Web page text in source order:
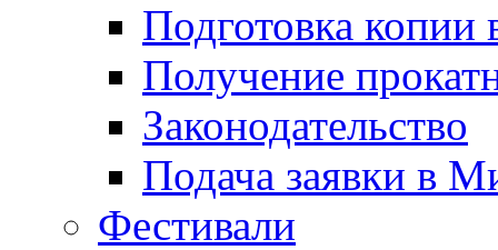
Подготовка копии
Получение
Законодательство
Подача заявки в
Фестивали